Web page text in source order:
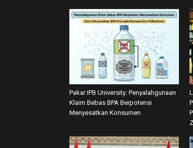
Pakar IPB University: Penyalahgunaan
Klaim Bebas BPA Berpotensi
Menyesatkan Konsumen